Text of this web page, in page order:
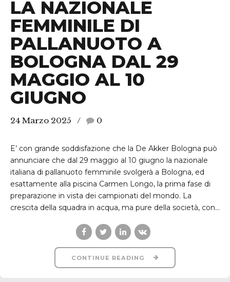
LA NAZIONALE
FEMMINILE DI
PALLANUOTO A
BOLOGNA DAL 29
MAGGIO AL 10
GIUGNO
24 Marzo 2025 0
E’ con grande soddisfazione che la De Akker Bologna può
annunciare che dal 29 maggio al 10 giugno la nazionale
italiana di pallanuoto femminile svolgerà a Bologna, ed
esattamente alla piscina Carmen Longo, la prima fase di
preparazione in vista dei campionati del mondo. La
crescita della squadra in acqua, ma pure della società, con...
CONTINUE READING